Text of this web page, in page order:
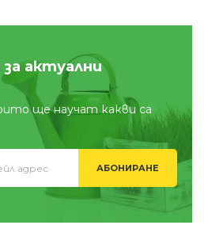
актуални
ще научат какви са
АБОНИРАНЕ